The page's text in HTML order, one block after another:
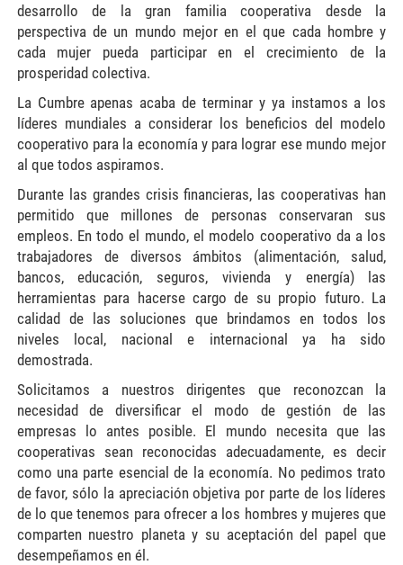
desarrollo de la gran familia cooperativa desde la
perspectiva de un mundo mejor en el que cada hombre y
cada mujer pueda participar en el crecimiento de la
prosperidad colectiva.
La Cumbre apenas acaba de terminar y ya instamos a los
líderes mundiales a considerar los beneficios del modelo
cooperativo para la economía y para lograr ese mundo mejor
al que todos aspiramos.
Durante las grandes crisis financieras, las cooperativas han
permitido que millones de personas conservaran sus
empleos. En todo el mundo, el modelo cooperativo da a los
trabajadores de diversos ámbitos (alimentación, salud,
bancos, educación, seguros, vivienda y energía) las
herramientas para hacerse cargo de su propio futuro. La
calidad de las soluciones que brindamos en todos los
niveles local, nacional e internacional ya ha sido
demostrada.
Solicitamos a nuestros dirigentes que reconozcan la
necesidad de diversificar el modo de gestión de las
empresas lo antes posible. El mundo necesita que las
cooperativas sean reconocidas adecuadamente, es decir
como una parte esencial de la economía. No pedimos trato
de favor, sólo la apreciación objetiva por parte de los líderes
de lo que tenemos para ofrecer a los hombres y mujeres que
comparten nuestro planeta y su aceptación del papel que
desempeñamos en él.